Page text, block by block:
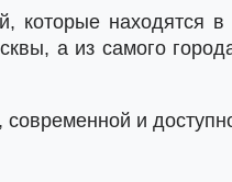
находятся
а из самого
современной и